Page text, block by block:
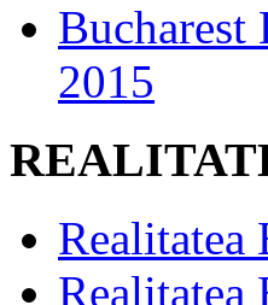
Bucharest
2015
Realitatea
Realitatea